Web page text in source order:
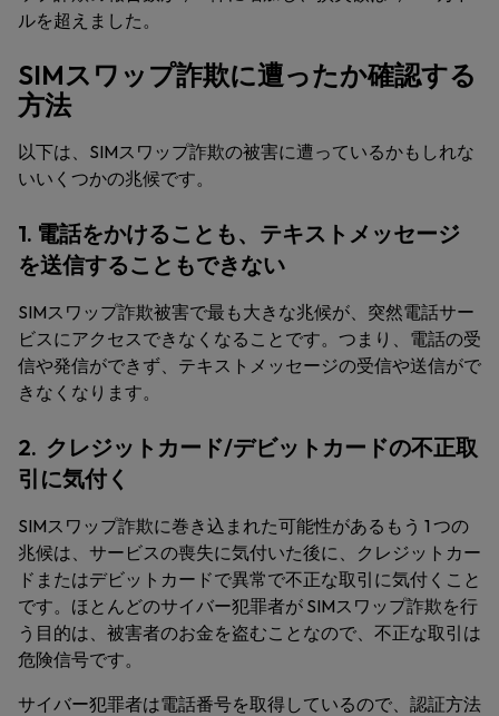
ルを超えました。
SIMスワップ詐欺に遭ったか確認する
方法
以下は、SIMスワップ詐欺の被害に遭っているかもしれな
いいくつかの兆候です。
1. 電話をかけることも、テキストメッセージ
を送信することもできない
SIMスワップ詐欺被害で最も大きな兆候が、突然電話サー
ビスにアクセスできなくなることです。つまり、電話の受
信や発信ができず、テキストメッセージの受信や送信がで
きなくなります。
2. クレジットカード/デビットカードの不正取
引に気付く
SIMスワップ詐欺に巻き込まれた可能性があるもう 1 つの
兆候は、サービスの喪失に気付いた後に、クレジットカー
ドまたはデビットカードで異常で不正な取引に気付くこと
です。ほとんどのサイバー犯罪者が SIMスワップ詐欺を行
う目的は、被害者のお金を盗むことなので、不正な取引は
危険信号です。
サイバー犯罪者は電話番号を取得しているので、認証方法